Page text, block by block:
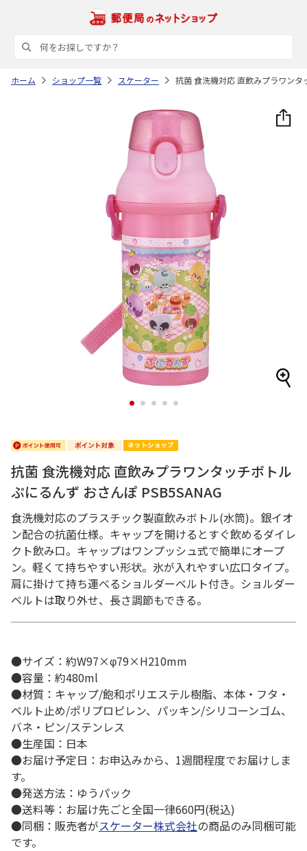
ホーム ショップ一覧 スケーター 抗菌 食洗機対応 直飲みプラワンタ
1 2 3 4 5
抗菌 食洗機対応 直飲みプラワンタッチボトル
ぷにるんず おさんぽ PSB5SANAG
食洗機対応のプラスチック製直飲みボトル(水筒)。銀イオ
ン配合の抗菌仕様。キャップを開けるとすぐ飲めるダイレ
クト飲み口。キャップはワンプッシュ式で簡単にオープ
ン。軽くて持ちやすい形状。氷が入れやすい広口タイプ。
肩に掛けて持ち運べるショルダーベルト付き。ショルダー
ベルトは取り外せ、長さ調節もできる。
●サイズ：約W97×φ79×H210mm
●容量：約480ml
●材質：キャップ/飽和ポリエステル樹脂、本体・フタ・
ベルト止め/ポリプロピレン、パッキン/シリコーンゴム、
バネ・ピン/ステンレス
●生産国：日本
●お届け予定日：お申込みから、1週間程度でお届けしま
す。
●発送方法：ゆうパック
●送料等：お届け先ごと全国一律660円(税込)
●同梱：販売者がスケーター株式会社の商品のみ同梱可能
です。